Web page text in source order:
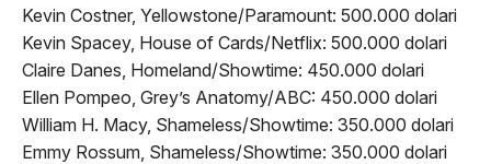
Kevin Costner, Yellowstone/Paramount: 500.000 dolari
Kevin Spacey, House of Cards/Netflix: 500.000 dolari
Claire Danes, Homeland/Showtime: 450.000 dolari
Ellen Pompeo, Grey’s Anatomy/ABC: 450.000 dolari
William H. Macy, Shameless/Showtime: 350.000 dolari
Emmy Rossum, Shameless/Showtime: 350.000 dolari